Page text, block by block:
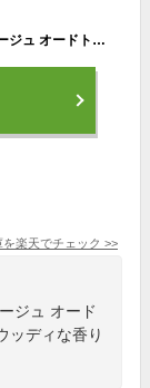
クリスチャン ディオール CHRISTIAN DIOR ソヴァージュ オードトワレ 10ml EDT ミニ香水 ミニチュア fs 【香水 メンズ】【即納】
を楽天でチェック >>
ジュ オード
ッディな香り